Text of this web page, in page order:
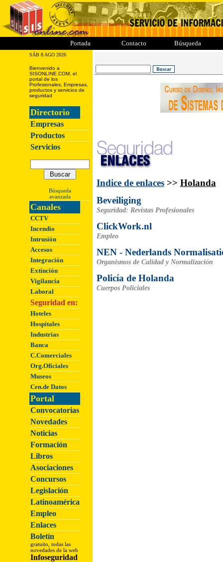
Portada Contacto Búsqueda
SÁB 8 AGO 2026
Bienvenido a
SISONLINE.COM, el
portal de los
Profesionales, Empresas,
productos y servicios de
seguridad
Directorio
Empresas
Productos
Servicios
Búsqueda
avanzada
Canales
CCTV
Incendio
Intrusión
Accesos
Integración
Extinción
Vigilancia
Laboral
Seguridad en:
Hoteles
Hospitales
Industrias
Banca
C.Comerciales
Org.Oficiales
Museos
Cen.de Datos
Portal
Convocatorias
Novedades
Noticias
Formación
Libros
Asociaciones
Concursos
Legislación
Latinoamérica
Empleo
Enlaces
Boletín
gratuito, todas las
novedades de la web
Infoseguridad
Indice de enlaces >> Holanda
Beveiliging
Seguridad: Revistas Profesionales
ClickWork.nl
Empleo
NEN - Nederlands
Organismos de Calidad y Normalización
Policía de Holanda
Cuerpos Policiales